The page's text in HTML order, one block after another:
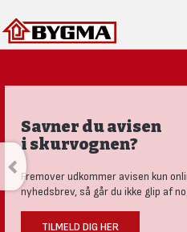
Produktnyheder
Se vores nye univers med aktuelle
håndværker.